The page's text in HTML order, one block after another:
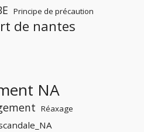
Principe de précaution
de nantes
NA
Réaxage